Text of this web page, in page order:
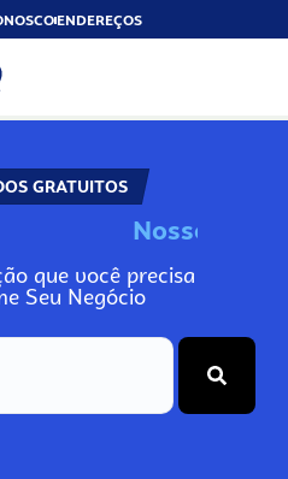
ENDEREÇOS
GRATUITOS
Nos
que você precisa
Seu Negócio